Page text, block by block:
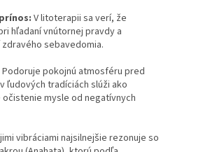
V litoterapii sa verí, že
hľadaní vnútornej pravdy a
sebavedomia.
Podoruje pokojnú atmosféru pred
ľudových tradíciách slúži ako
mysle od negatívnych
vibráciami najsilnejšie rezonuje so